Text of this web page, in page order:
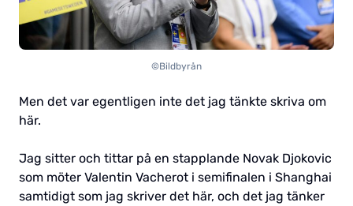
©Bildbyrån
Men det var egentligen inte det jag tänkte skriva om
här.
Jag sitter och tittar på en stapplande Novak Djokovic
som möter Valentin Vacherot i semifinalen i Shanghai
samtidigt som jag skriver det här, och det jag tänker